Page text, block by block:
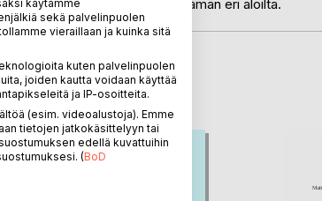
toteamuksia ja huomioita elämän eri aloilta.
BoD:LLA
käytämme
sekä palvelinpuolen
vieraillaan ja kuinka sitä
kuten palvelinpuolen
joiden kautta voidaan käyttää
ja IP-osoitteita.
(esim. videoalustoja). Emme
tietojen jatkokäsittelyyn tai
edellä kuvattuihin
(BoD